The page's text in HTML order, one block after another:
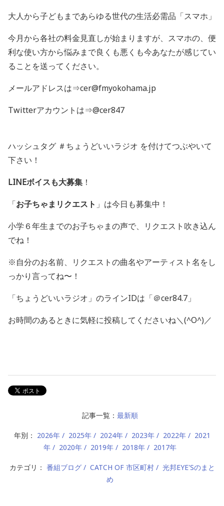
大人から子どもまであらゆる世代の生活必需品「スマホ」
今月から各社の料金見直しが始まりますが、スマホの、便
利な使い方から悩みまで良くも悪くも今あなたが感じてい
ることを送ってください。
メールアドレスは⇒cer@fmyokohama.jp
Twitterアカウントは⇒@cer847
ハッシュタグ ＃ちょうどいいラジオ を付けてつぶやいて
下さい！
LINEボイスも大募集 ！
「お子ちゃまリクエスト 」は今日も募集中！
小学６年生までのお子ちゃまの声で、リクエスト吹き込ん
でね！
※自分のお名前、リクエストの曲名やアーティスト名をし
っかり言ってね〜！
「ちょうどいいラジオ」のラインIDは「＠cer84.7」
お時間のあるときに気軽に投稿してくださいね＼(^O^)／
記事一覧： 最新順
年別： 2026年 2025年 2024年 2023年 2022年
2021
年
2020年 2019年 2018年 2017年
カテゴリ： 番組ブログ CATCH OF 市区町村
光邦EYE'Sのまと
め